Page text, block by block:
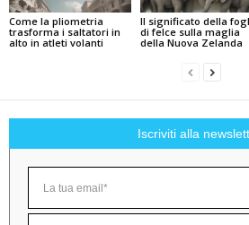
Come la pliometria
trasforma i saltatori in
alto in atleti volanti
Il significato della
di felce sulla maglia
della Nuova Zelanda
Iscriviti alla